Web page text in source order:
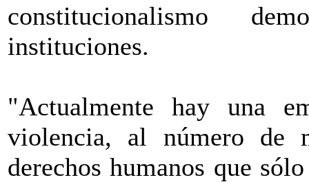
constitucionalismo
instituciones.
"Actualmente hay una
violencia, al número de
derechos humanos que